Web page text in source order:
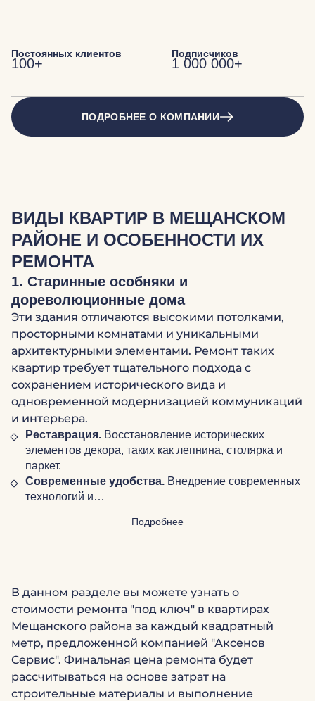
Постоянных клиентов
100+
Подписчиков
1 000 000+
ПОДРОБНЕЕ О КОМПАНИИ
ВИДЫ КВАРТИР В МЕЩАНСКОМ
РАЙОНЕ И ОСОБЕННОСТИ ИХ
РЕМОНТА
1. Старинные особняки и
дореволюционные дома
Эти здания отличаются высокими потолками,
просторными комнатами и уникальными
архитектурными элементами. Ремонт таких
квартир требует тщательного подхода с
сохранением исторического вида и
одновременной модернизацией коммуникаций
и интерьера.
Реставрация. Восстановление исторических
элементов декора, таких как лепнина, столярка и
паркет.
Современные удобства. Внедрение современных
технологий и…
Подробнее
В данном разделе вы можете узнать о
стоимости ремонта "под ключ" в квартирах
Мещанского района за каждый квадратный
метр, предложенной компанией "Аксенов
Сервис". Финальная цена ремонта будет
рассчитываться на основе затрат на
строительные материалы и выполнение